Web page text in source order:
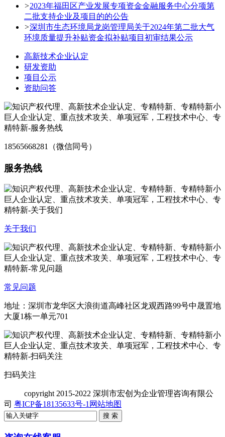
>2023年福田区产业发展专项资金金融服务中心分项第
二批支持企业及项目的的公告
>深圳市生态环境局龙岗管理局关于2024年第二批大气
环境质量提升补贴资金拟补贴项目初审结果公示
高新技术企业认定
研发资助
项目公示
资助问答
18565668281（微信同号）
服务热线
关于我们
常见问题
地址：深圳市龙华区大浪街道高峰社区龙观西路99号中晟置地
大厦1栋一单元701
扫码关注
copyright 2015-2022 深圳市宏创为企业管理咨询有限公
司 粤ICP备18135633号-1 网站地图